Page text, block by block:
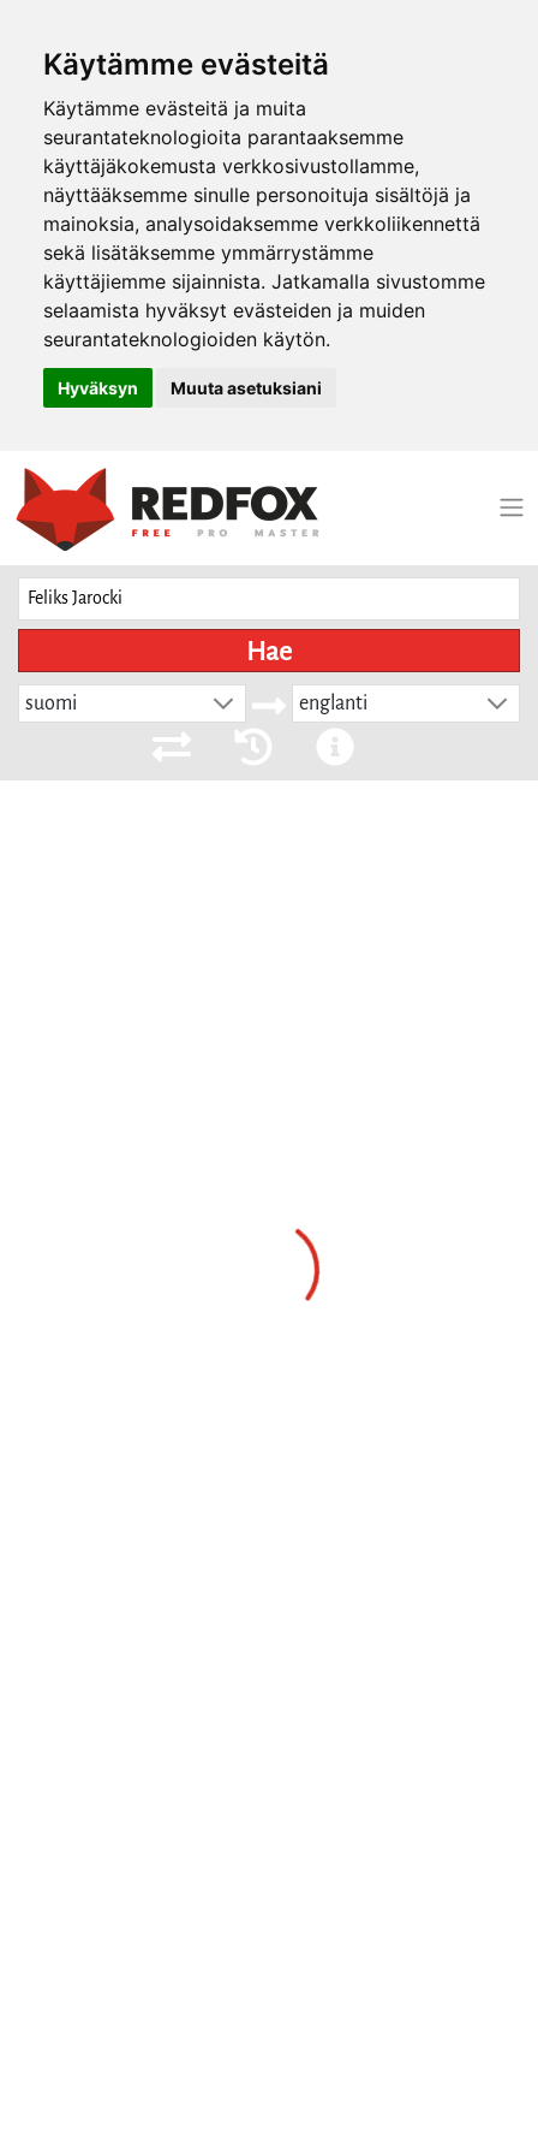
Käytämme evästeitä
Käytämme evästeitä ja muita
seurantateknologioita parantaaksemme
käyttäjäkokemusta verkkosivustollamme,
näyttääksemme sinulle personoituja sisältöjä ja
mainoksia, analysoidaksemme verkkoliikennettä
sekä lisätäksemme ymmärrystämme
käyttäjiemme sijainnista. Jatkamalla sivustomme
selaamista hyväksyt evästeiden ja muiden
seurantateknologioiden käytön.
Hyväksyn Muuta asetuksiani
Hae
suomi englanti